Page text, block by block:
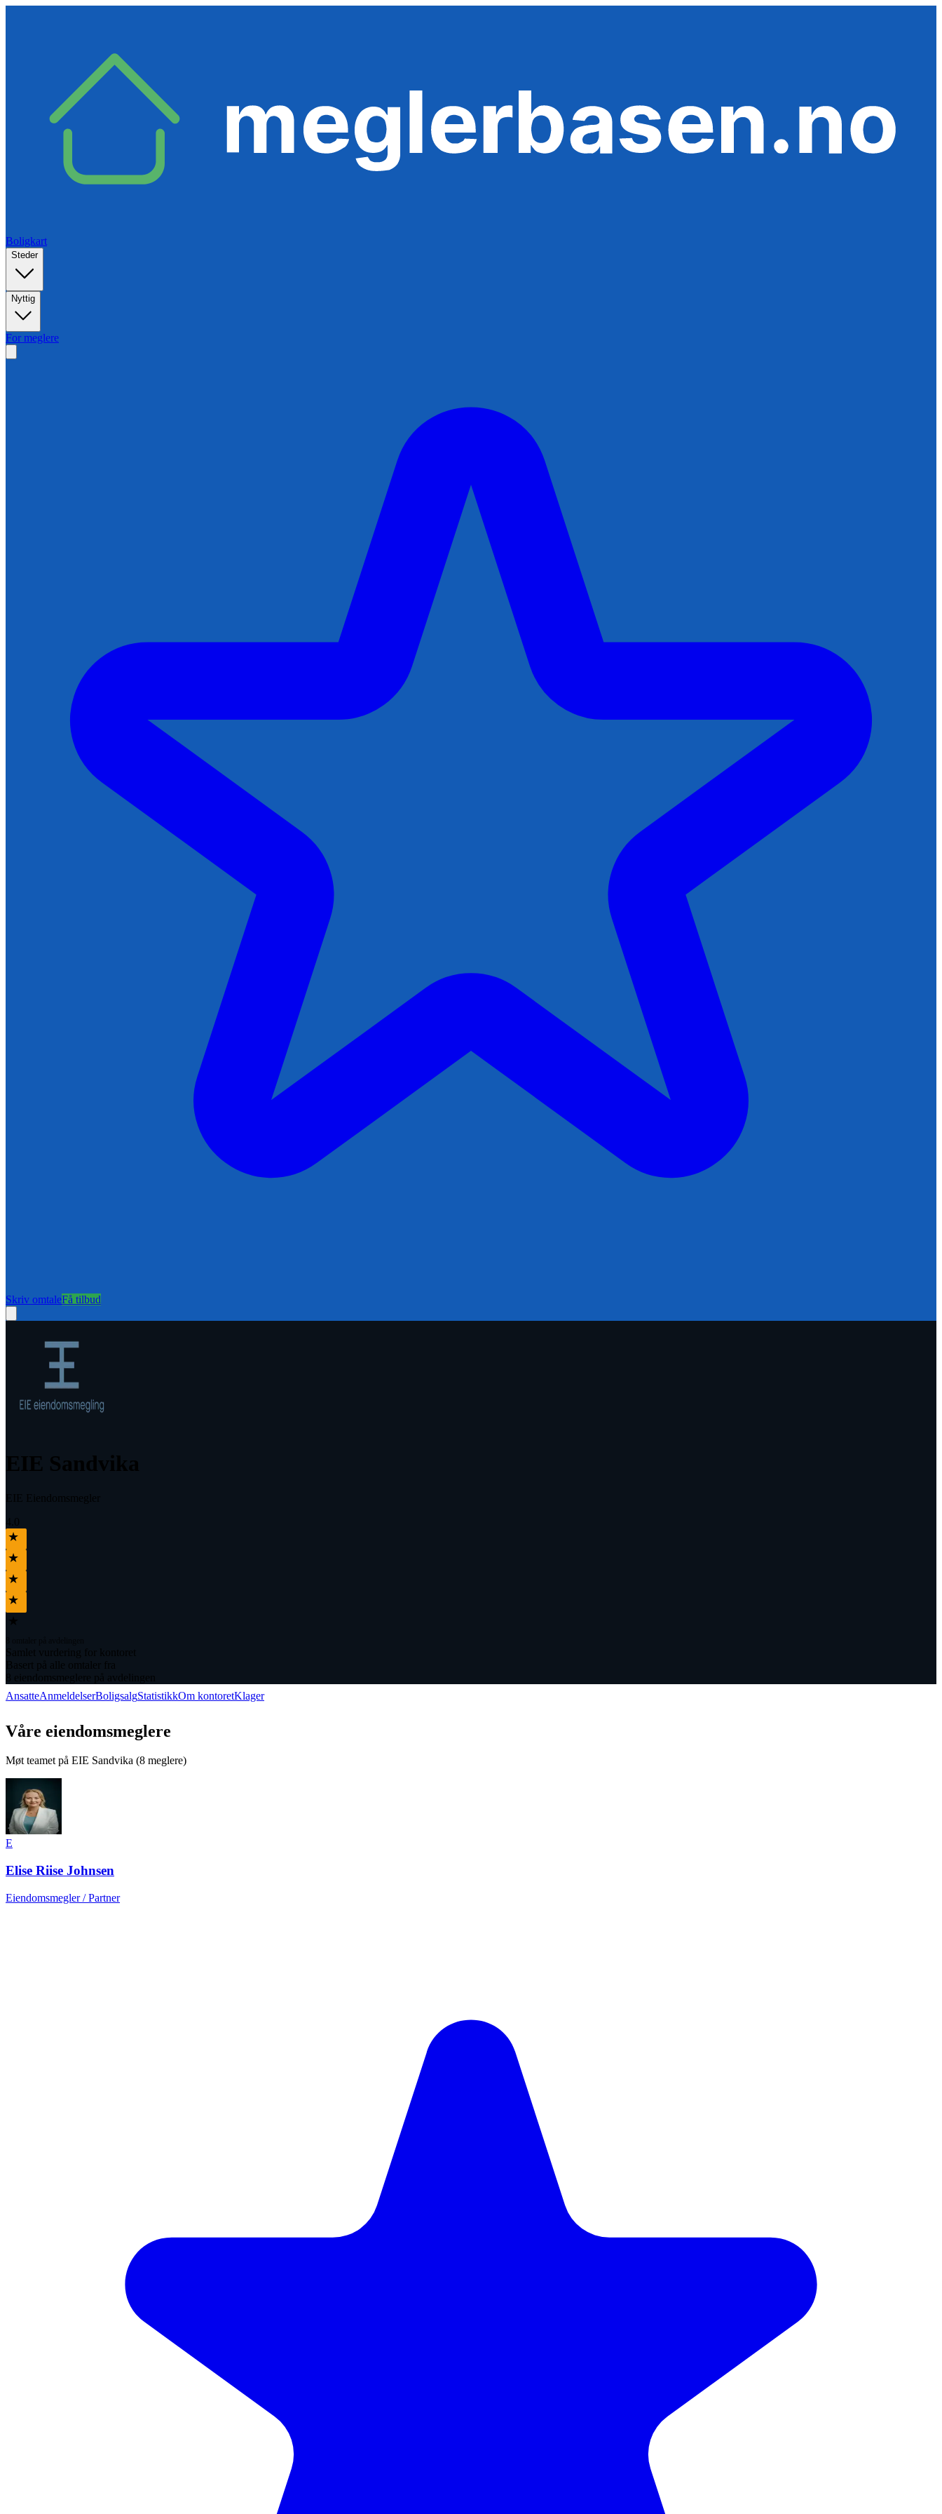
Boligkart
Steder
Nyttig
For meglere
Skriv omtaleFå tilbud
EIE Sandvika
EIE Eiendomsmegler
4.0
★
★
★
★
★
Samlet vurdering for kontoret
Basert på alle omtaler fra
8 eiendomsmeglere på avdelingen
AnsatteAnmeldelserBoligsalgStatistikkOm kontoretKlager
Våre eiendomsmeglere
Møt teamet på EIE Sandvika (8 meglere)
E
Elise Riise Johnsen
Eiendomsmegler / Partner